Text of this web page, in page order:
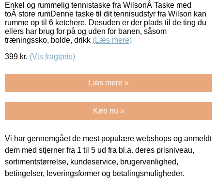
Enkel og rummelig tennistaske fra WilsonÂ Taske med
toÂ store rumDenne taske til dit tennisudstyr fra Wilson kan
rumme op til 6 ketchere. Desuden er der plads til de ting du
ellers har brug for på og uden for banen, såsom
træningssko, bolde, drikk (Læs mere)
399 kr. (Vis fragtpris)
Læs mere »
Køb nu »
Vi har gennemgået de mest populære webshops og anmeldt
dem med stjerner fra 1 til 5 ud fra bl.a. deres prisniveau,
sortimentstørrelse, kundeservice, brugervenlighed,
betingelser, leveringsformer og betalingsmuligheder.